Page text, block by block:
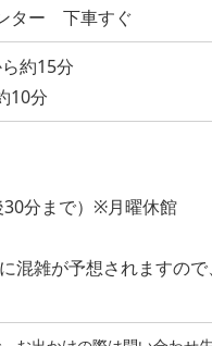
ター 下車すぐ
約15分
分
30分まで）※月曜休館
混雑が予想されますの